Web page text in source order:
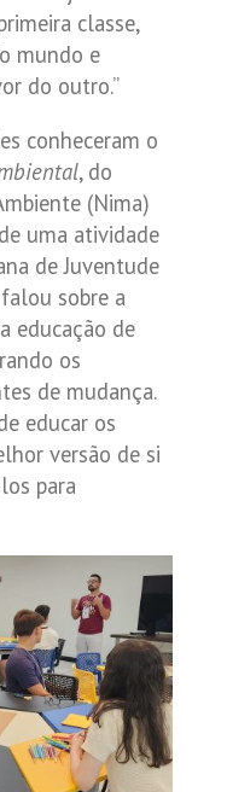
classe,
mundo e
do outro.”
conheceram o
, do
(Nima)
uma atividade
de Juventude
sobre a
educação de
os
de mudança.
educar os
versão de si
para